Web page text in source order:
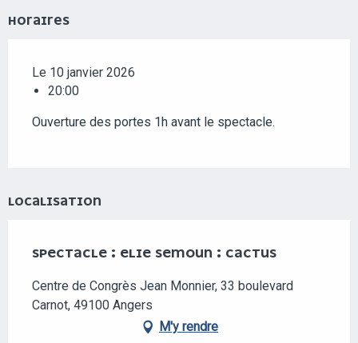
HORAIRES
Le 10 janvier 2026
20:00
Ouverture des portes 1h avant le spectacle.
LOCALISATION
SPECTACLE : ELIE SEMOUN : CACTUS
Centre de Congrès Jean Monnier, 33 boulevard
Carnot, 49100 Angers
M'y rendre